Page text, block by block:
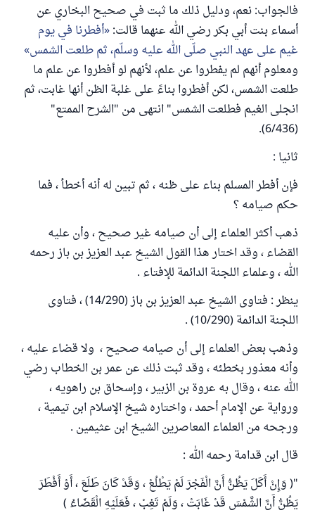
فالجواب: نعم، ودليل ذلك ما ثبت في صحيح البخاري عن
أسماء بنت أبي بكر رضي الله عنهما قالت: أفطرنا في يوم
غيم على عهد النبي صلّى الله عليه وسلّم، ثم طلعت الشمس
ومعلوم أنهم لم يفطروا عن علم، لأنهم لو أفطروا عن علم ما
طلعت الشمس، لكن أفطروا بناءً على غلبة الظن أنها غابت، ثم
انجلى الغيم فطلعت الشمس" انتهى من "الشرح الممتع"
(6/436).
ثانيا :
فإن أفطر المسلم بناء على ظنه ، ثم تبين له أنه أخطأ ، فما
حكم صيامه ؟
ذهب أكثر العلماء إلى أن صيامه غير صحيح ، وأن عليه
القضاء ، وقد اختار هذا القول الشيخ عبد العزيز بن باز رحمه
الله ، وعلماء اللجنة الدائمة للإفتاء .
ينظر : فتاوى الشيخ عبد العزيز بن باز (14/290) ، فتاوى
اللجنة الدائمة (10/290) .
وذهب بعض العلماء إلى أن صيامه صحيح ، ولا قضاء عليه ،
وأنه معذور بخطئه ، وقد ثبت ذلك عن عمر بن الخطاب رضي
الله عنه ، وقال به عروة بن الزبير ، وإسحاق بن راهويه ،
ورواية عن الإمام أحمد ، واختاره شيخ الإسلام ابن تيمية ،
ورجحه من العلماء المعاصرين الشيخ ابن عثيمين .
قال ابن قدامة رحمه الله :
"( وَإِنْ أَكَلَ يَظُنُّ أَنَّ الْفَجْرَ لَمْ يَطْلُعْ ، وَقَدْ كَانَ طَلَعَ ، أَوْ أَفْطَرَ
يَظُنُّ أَنَّ الشَّمْسَ قَدْ غَابَتْ ، وَلَمْ تَغِبْ ، فَعَلَيْهِ الْقَضَاءُ )